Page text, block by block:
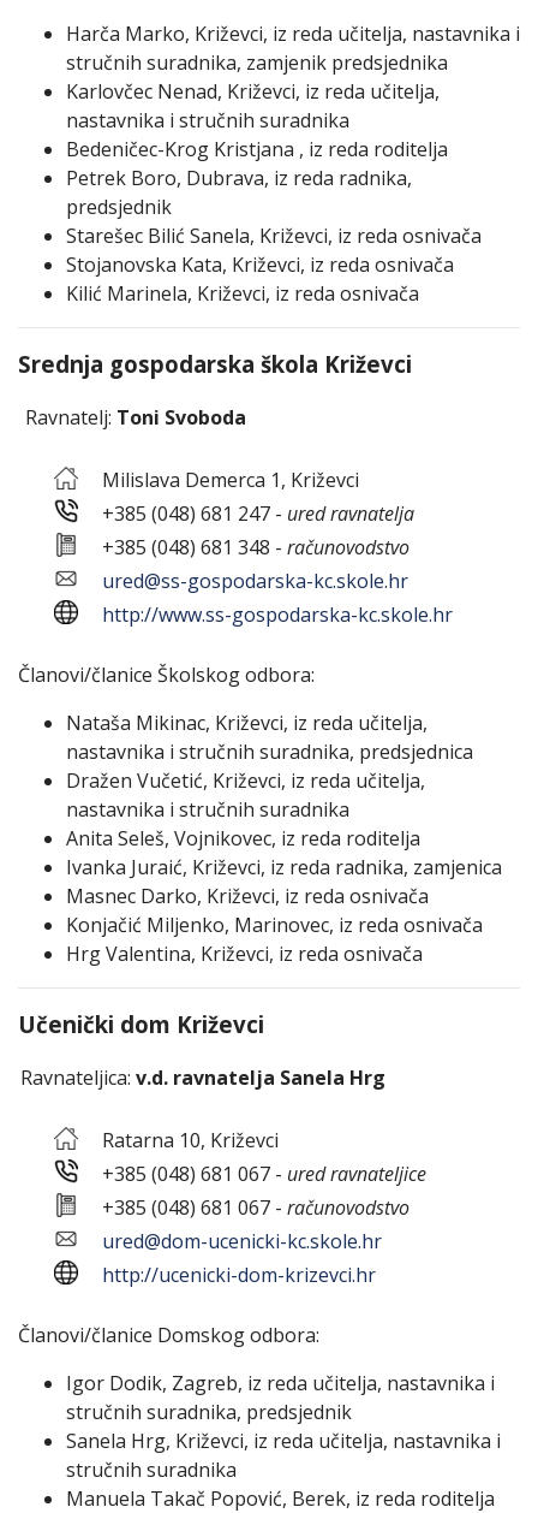
Harča Marko, Križevci, iz reda učitelja, nastavnika i
stručnih suradnika, zamjenik predsjednika
Karlovčec Nenad, Križevci, iz reda učitelja,
nastavnika i stručnih suradnika
Bedeničec-Krog Kristjana , iz reda roditelja
Petrek Boro, Dubrava, iz reda radnika,
predsjednik
Starešec Bilić Sanela, Križevci, iz reda osnivača
Stojanovska Kata, Križevci, iz reda osnivača
Kilić Marinela, Križevci, iz reda osnivača
Srednja gospodarska škola Križevci
Ravnatelj: Toni Svoboda
Milislava Demerca 1, Križevci
+385 (048) 681 247 - ured ravnatelja
+385 (048) 681 348 - računovodstvo
ured@ss-gospodarska-kc.skole.hr
http://www.ss-gospodarska-kc.skole.hr
Članovi/članice Školskog odbora:
Nataša Mikinac, Križevci, iz reda učitelja,
nastavnika i stručnih suradnika, predsjednica
Dražen Vučetić, Križevci, iz reda učitelja,
nastavnika i stručnih suradnika
Anita Seleš, Vojnikovec, iz reda roditelja
Ivanka Juraić, Križevci, iz reda radnika, zamjenica
Masnec Darko, Križevci, iz reda osnivača
Konjačić Miljenko, Marinovec, iz reda osnivača
Hrg Valentina, Križevci, iz reda osnivača
Učenički dom Križevci
Ravnateljica: v.d. ravnatelja Sanela Hrg
Ratarna 10, Križevci
+385 (048) 681 067 - ured ravnateljice
+385 (048) 681 067 - računovodstvo
ured@dom-ucenicki-kc.skole.hr
http://ucenicki-dom-krizevci.hr
Članovi/članice Domskog odbora:
Igor Dodik, Zagreb, iz reda učitelja, nastavnika i
stručnih suradnika, predsjednik
Sanela Hrg, Križevci, iz reda učitelja, nastavnika i
stručnih suradnika
Manuela Takač Popović, Berek, iz reda roditelja